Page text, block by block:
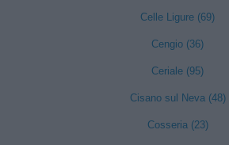
Celle Ligure (69)
Cengio (36)
Ceriale (95)
Cisano sul Neva (48)
Cosseria (23)